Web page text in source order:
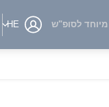
מיוחד לסופ"ש HE